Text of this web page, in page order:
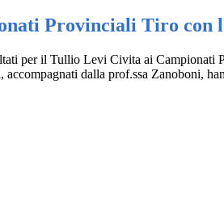
Provinciali Tiro con
per il Tullio Levi Civita ai Campionati
accompagnati dalla prof.ssa Zanoboni,